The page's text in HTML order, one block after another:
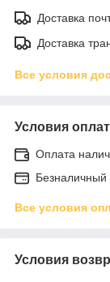
Доставка
Доставка
Все условия
Условия
Оплата
Безналичный
Все условия
Условия